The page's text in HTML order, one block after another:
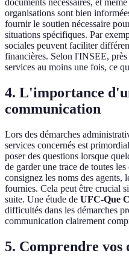
documents nécessaires, et
organisations sont bien
fournir le soutien nécessaire
situations spécifiques. Par
sociales peuvent faciliter
financières. Selon l'INSEE,
services au moins une fois, ce
4. L'importance
communication
Lors des démarches
services concernés est
poser des questions lorsque
de garder une trace de toutes
consignez les noms des agents,
fournies. Cela peut être crucial
suite. Une étude de UFC-Que
difficultés dans les démarches
communication clairement
5. Comprendre vos